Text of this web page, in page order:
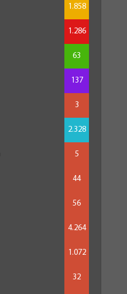
1.858
1.286
63
137
3
2.328
5
44
56
4.264
1.072
32